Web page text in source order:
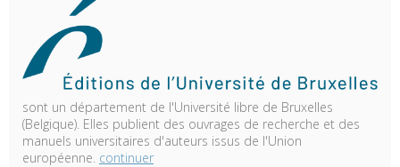
sont un département de l'Université libre de Bruxelles
(Belgique). Elles publient des ouvrages de recherche et des
manuels universitaires d'auteurs issus de l'Union
européenne. continuer